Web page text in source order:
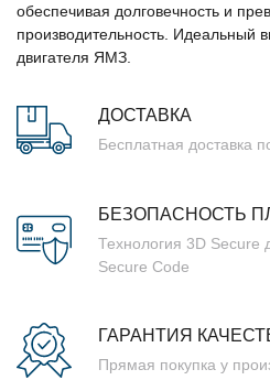
обеспечивая долговечность и
производительность. Идеальный
двигателя ЯМЗ.
ДОСТАВКА
Бесплатная доставка
БЕЗОПАСНОСТЬ
Технология 3D Secure
Secure Code
ГАРАНТИЯ
Прямая покупка у